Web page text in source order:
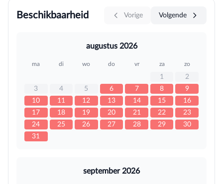
Beschikbaarheid Vorige Volgende
augustus 2026
ma di wo do vr za zo
1
2
3
4 5 6 7 8
9
10
11 12 13 14 15
16
17
18 19 20 21 22
23
24
25 26 27 28 29
30
31
september 2026